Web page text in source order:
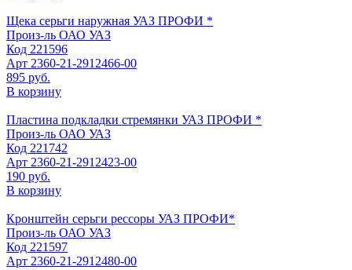
Щека серьги наружная УАЗ ПРОФИ *
Произ-ль ОАО УАЗ
Код 221596
Арт 2360-21-2912466-00
895 руб.
В корзину
Пластина подкладки стремянки УАЗ ПРОФИ *
Произ-ль ОАО УАЗ
Код 221742
Арт 2360-21-2912423-00
190 руб.
В корзину
Кронштейн серьги рессоры УАЗ ПРОФИ*
Произ-ль ОАО УАЗ
Код 221597
Арт 2360-21-2912480-00